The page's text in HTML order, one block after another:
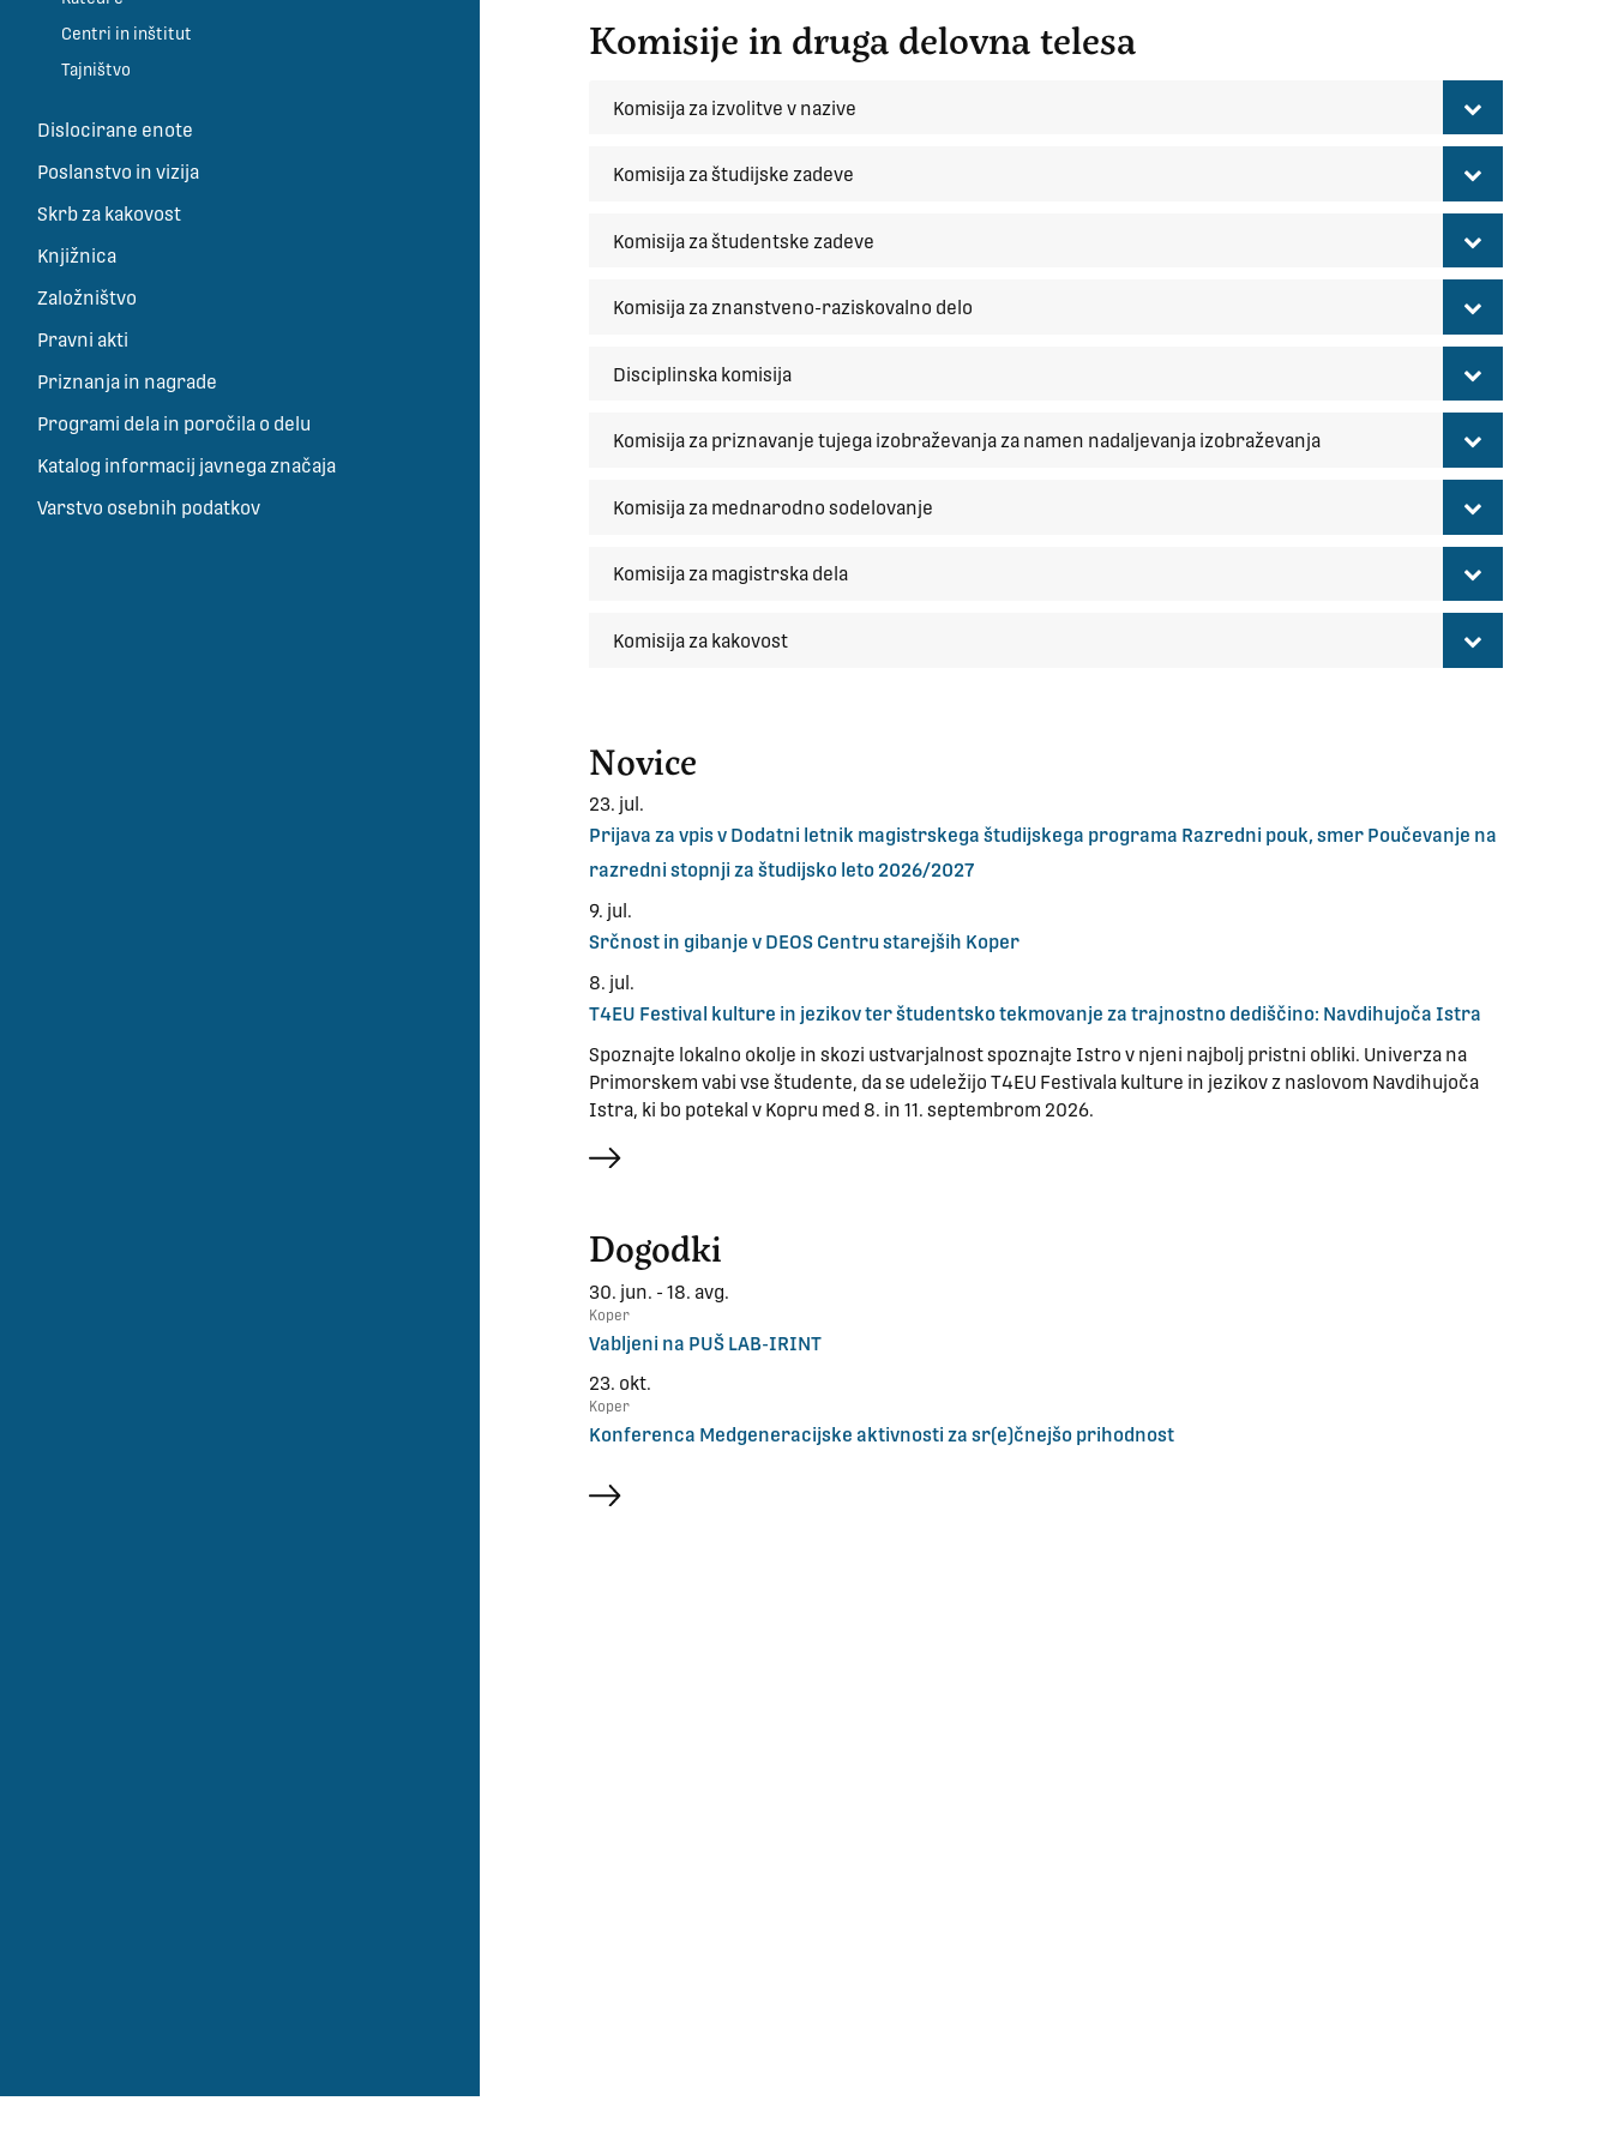
Centri in inštitut
Tajništvo
Dislocirane enote
Poslanstvo in vizija
Skrb za kakovost
Knjižnica
Založništvo
Pravni akti
Priznanja in nagrade
Programi dela in poročila o delu
Katalog informacij javnega značaja
Varstvo osebnih podatkov
Komisije in druga delovna telesa
Komisija za izvolitve v nazive
Komisija za študijske zadeve
Komisija za študentske zadeve
Komisija za znanstveno-raziskovalno delo
Disciplinska komisija
Komisija za priznavanje tujega izobraževanja za namen nadaljevanja izobraževanja
Komisija za mednarodno sodelovanje
Komisija za magistrska dela
Komisija za kakovost
Novice
23. jul.
Prijava za vpis v Dodatni letnik magistrskega študijskega programa Razredni pouk, smer Poučevanje na
razredni stopnji za študijsko leto 2026/2027
9. jul.
Srčnost in gibanje v DEOS Centru starejših Koper
8. jul.
T4EU Festival kulture in jezikov ter študentsko tekmovanje za trajnostno dediščino: Navdihujoča Istra
Spoznajte lokalno okolje in skozi ustvarjalnost spoznajte Istro v njeni najbolj pristni obliki. Univerza na
Primorskem vabi vse študente, da se udeležijo T4EU Festivala kulture in jezikov z naslovom Navdihujoča
Istra, ki bo potekal v Kopru med 8. in 11. septembrom 2026.
več
Dogodki
30. jun. - 18. avg.
Koper
Vabljeni na PUŠ LAB-IRINT
23. okt.
Koper
Konferenca Medgeneracijske aktivnosti za sr(e)čnejšo prihodnost
več